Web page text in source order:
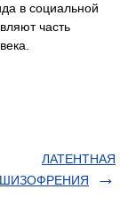
в социальной
часть
ЛАТЕНТНАЯ
ШИЗОФРЕНИЯ